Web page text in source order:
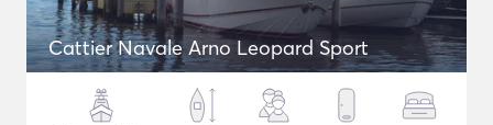
Cattier Navale Arno Leopard Sport